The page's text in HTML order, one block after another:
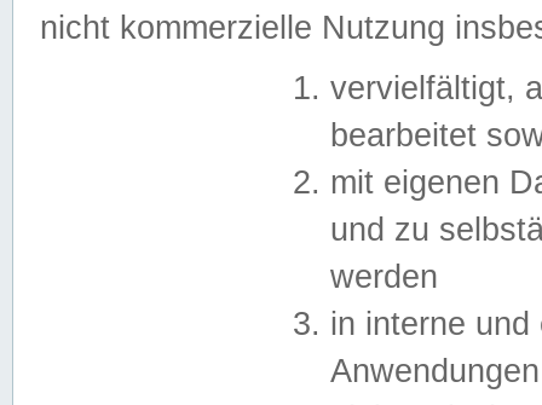
nicht kommerzielle Nutzung
vervielfältigt,
bearbeitet
mit eigenen
und zu
werden
in interne